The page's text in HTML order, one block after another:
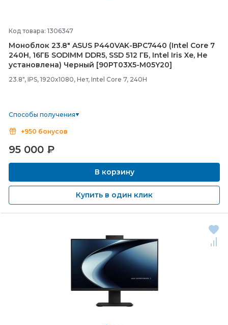
Код товара: 1306347
Моноблок 23.8" ASUS P440VAK-BPC7440 (Intel Core 7
240H, 16ГБ SODIMM DDR5, SSD 512 ГБ, Intel Iris Xe, Не
установлена) Черный [90PT03X5-M05Y20]
23.8", IPS, 1920x1080, Нет, Intel Core 7, 240H
Способы получения
+950 бонусов
95 000 ₽
В корзину
Купить в один клик